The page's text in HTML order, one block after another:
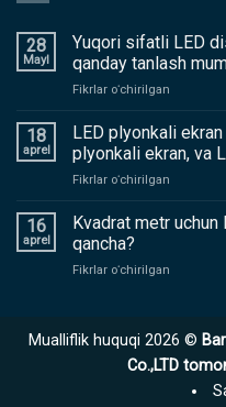
28
Mayl
Yuqori sifatli LED
qanday tanlash
Fikrlar oʻchirilgan
sifatli
displey
qanday
18
aprel
LED plyonkali
plyonkali ekran, va
Fikrlar oʻchirilgan
plyonkali
va
LED
16
aprel
Kvadrat metr
qancha?
Fikrlar oʻchirilgan
LED
shaffof
ekranning
Mualliflik huquqi 2026 ©
Co.,LTD